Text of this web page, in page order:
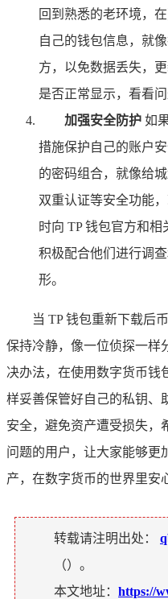
回到熟悉的老环境，
自己的钱包信息，就
方，以免数据丢失，
是否正常显示，看看
加强安全防护 如
措施保护自己的账户
的密码组合，就像给
双重认证等安全功能
时向 TP 钱包官方和相
积极配合他们进行调
形。
当 TP 钱包重新下载后
保持冷静，像一位侦探一样
决办法，在使用数字货币钱
样妥善保管好自己的私钥、
安全，避免资产遭受损失，
问题的用户，让大家能够更
产，在数字货币的世界里安
转载请注明出处：
（）。
本文地址： https://